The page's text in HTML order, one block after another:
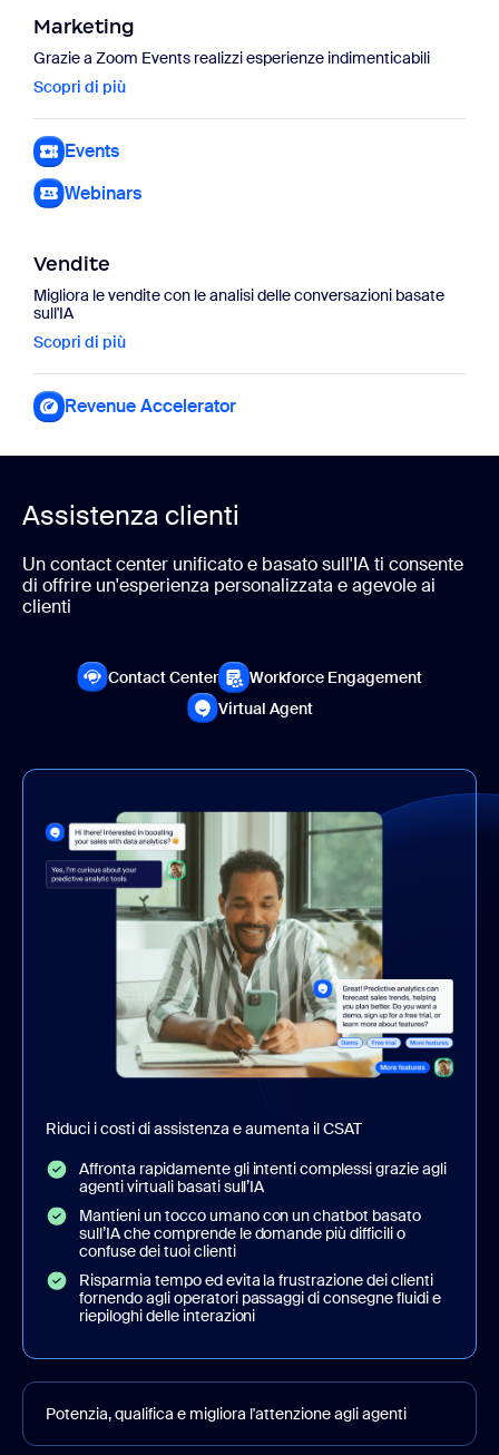
Marketing
Grazie a Zoom Events realizzi esperienze indimenticabili
Scopri di più
Events
Webinars
Vendite
Migliora le vendite con le analisi delle conversazioni basate
sull'IA
Scopri di più
Revenue Accelerator
Assistenza clienti
Un contact center unificato e basato sull'IA ti consente
di offrire un'esperienza personalizzata e agevole ai
clienti
Contact CenterContact center
Workforce Engagement
Virtual AgentVirtual Agent
Riduci i costi di assistenza e aumenta il CSAT
Affronta rapidamente gli intenti complessi grazie agli
agenti virtuali basati sull’IA
Mantieni un tocco umano con un chatbot basato
sull’IA che comprende le domande più difficili o
confuse dei tuoi clienti
Risparmia tempo ed evita la frustrazione dei clienti
fornendo agli operatori passaggi di consegne fluidi e
riepiloghi delle interazioni
Potenzia, qualifica e migliora l'attenzione agli agenti
automatizzando le attività di presa di appunti con